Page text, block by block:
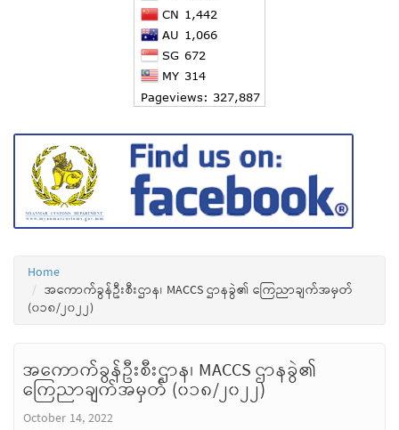
Home
အကောက်ခွန်ဦးစီးဌာန၊ MACCS ဌာနခွဲ၏ ကြေညာချက်အမှတ်
(၀၁၈/၂၀၂၂)
အကောက်ခွန်ဦးစီးဌာန၊ MACCS ဌာနခွဲ၏
ကြေညာချက်အမှတ် (၀၁၈/၂၀၂၂)
October 14, 2022